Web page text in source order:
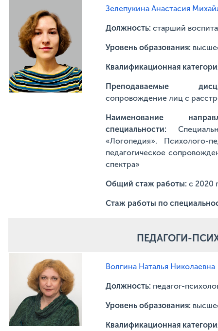
Зелепукина Анастасия
Должность: старший
Уровень образования:
Квалификационная
Преподаваемые
сопровождение лиц с
Наименование
специальности:
«Логопедия». Психолого-
педагогическое
спектра»
Общий стаж работы: с 2020
Стаж работы по
ПЕДАГОГИ-
Волгина Наталья Николаевна
Должность: педагог-
Уровень образования:
Квалификационная